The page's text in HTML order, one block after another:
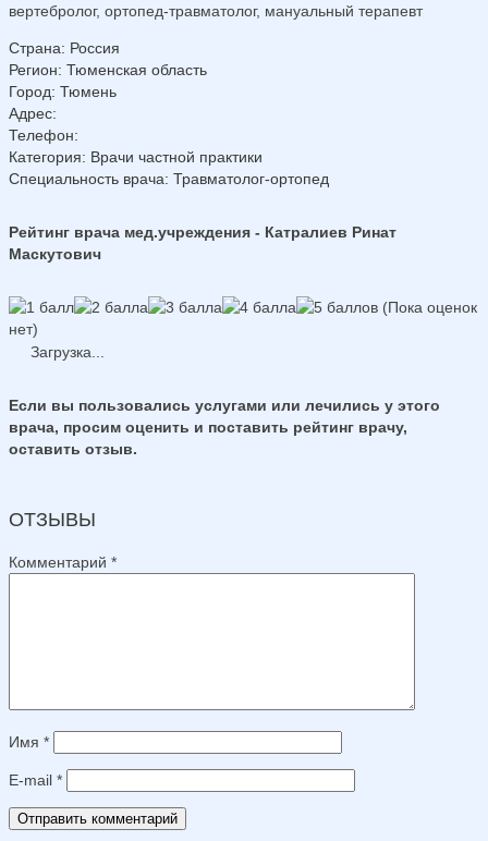
вертебролог, ортопед-травматолог, мануальный терапевт
Страна: Россия
Регион: Тюменская область
Город: Тюмень
Адрес:
Телефон:
Категория: Врачи частной практики
Специальность врача: Травматолог-ортопед
Рейтинг врача мед.учреждения - Катралиев Ринат
Маскутович
(Пока оценок
нет)
Загрузка...
Если вы пользовались услугами или лечились у этого
врача, просим оценить и поставить рейтинг врачу,
оставить отзыв.
ОТЗЫВЫ
Комментарий *
Имя *
E-mail *